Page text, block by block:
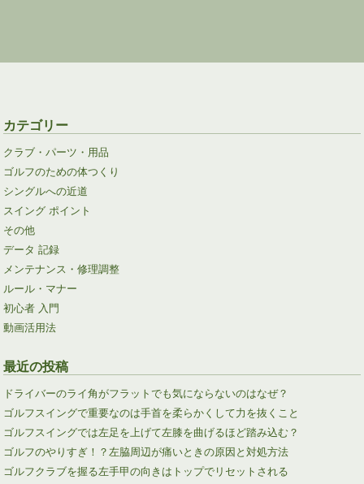
カテゴリー
クラブ・パーツ・用品
ゴルフのための体つくり
シングルへの近道
スイング ポイント
その他
データ 記録
メンテナンス・修理調整
ルール・マナー
初心者 入門
動画活用法
最近の投稿
ドライバーのライ角がフラットでも気にならないのはなぜ？
ゴルフスイングで重要なのは手首を柔らかくして力を抜くこと
ゴルフスイングでは左足を上げて左膝を曲げるほど踏み込む？
ゴルフのやりすぎ！？左脇周辺が痛いときの原因と対処方法
ゴルフクラブを握る左手甲の向きはトップでリセットされる